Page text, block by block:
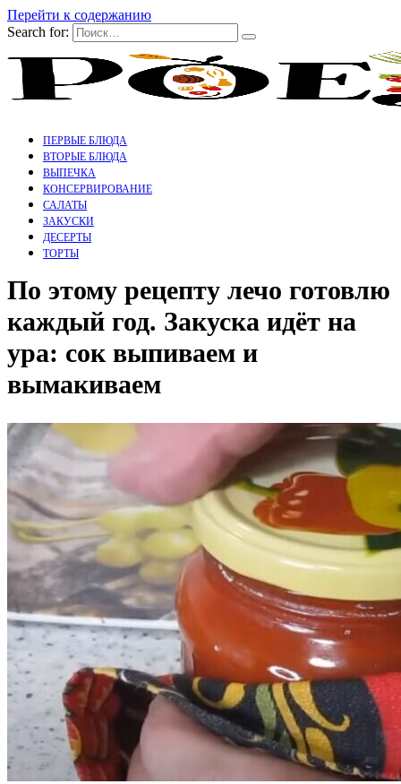
Перейти к содержанию
Search for:
ПЕРВЫЕ БЛЮДА
ВТОРЫЕ БЛЮДА
ВЫПЕЧКА
КОНСЕРВИРОВАНИЕ
САЛАТЫ
ЗАКУСКИ
ДЕСЕРТЫ
ТОРТЫ
По этому рецепту лечо готовлю
каждый год. Закуска идёт на
ура: сок выпиваем и
вымакиваем